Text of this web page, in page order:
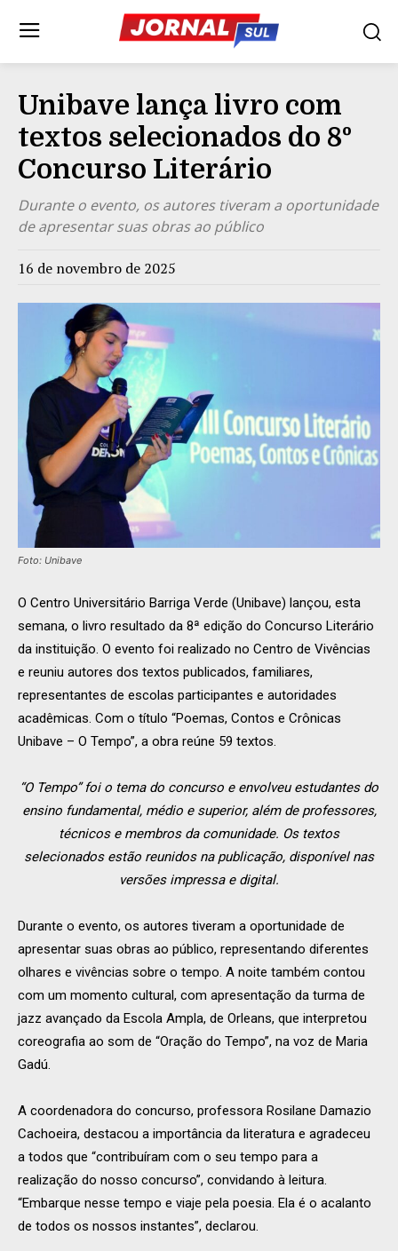
Unibave lança livro com
textos selecionados do 8º
Concurso Literário
Durante o evento, os autores tiveram a oportunidade
de apresentar suas obras ao público
16 de novembro de 2025
Foto: Unibave
O Centro Universitário Barriga Verde (Unibave) lançou, esta
semana, o livro resultado da 8ª edição do Concurso Literário
da instituição. O evento foi realizado no Centro de Vivências
e reuniu autores dos textos publicados, familiares,
representantes de escolas participantes e autoridades
acadêmicas. Com o título “Poemas, Contos e Crônicas
Unibave – O Tempo”, a obra reúne 59 textos.
“O Tempo” foi o tema do concurso e envolveu estudantes do
ensino fundamental, médio e superior, além de professores,
técnicos e membros da comunidade. Os textos
selecionados estão reunidos na publicação, disponível nas
versões impressa e digital.
Durante o evento, os autores tiveram a oportunidade de
apresentar suas obras ao público, representando diferentes
olhares e vivências sobre o tempo. A noite também contou
com um momento cultural, com apresentação da turma de
jazz avançado da Escola Ampla, de Orleans, que interpretou
coreografia ao som de “Oração do Tempo”, na voz de Maria
Gadú.
A coordenadora do concurso, professora Rosilane Damazio
Cachoeira, destacou a importância da literatura e agradeceu
a todos que “contribuíram com o seu tempo para a
realização do nosso concurso”, convidando à leitura.
“Embarque nesse tempo e viaje pela poesia. Ela é o acalanto
de todos os nossos instantes”, declarou.